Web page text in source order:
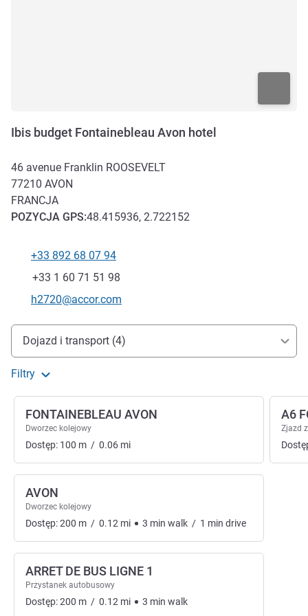
Ibis budget Fontainebleau Avon hotel
46 avenue Franklin ROOSEVELT
77210 AVON
FRANCJA
POZYCJA GPS:48.415936, 2.722152
Telefon
+33 892 68 07 94
Faks
+33 1 60 71 51 98
Kontaktowy adres e-mail
h2720@accor.com
Dojazd i transport
Dojazd i transport (4)
Filtry
FONTAINEBLEAU AVON
Dworzec kolejowy
Dostęp: 100 m / 0.06 mi
AVON
Dworzec kolejowy
Dostęp:200 m / 0.12 mi 3 min walk / 1 min drive
ARRET DE BUS LIGNE 1
Przystanek autobusowy
Dostęp:200 m / 0.12 mi 3 min walk
A6
Zjazd